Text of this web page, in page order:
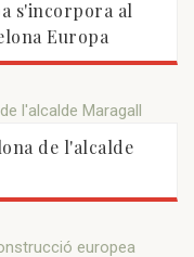
s'incorpora al
Europa
de l'alcalde